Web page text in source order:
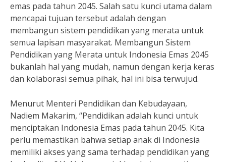
emas pada tahun 2045. Salah satu kunci utama dalam
mencapai tujuan tersebut adalah dengan
membangun sistem pendidikan yang merata untuk
semua lapisan masyarakat. Membangun Sistem
Pendidikan yang Merata untuk Indonesia Emas 2045
bukanlah hal yang mudah, namun dengan kerja keras
dan kolaborasi semua pihak, hal ini bisa terwujud.
Menurut Menteri Pendidikan dan Kebudayaan,
Nadiem Makarim, “Pendidikan adalah kunci untuk
menciptakan Indonesia Emas pada tahun 2045. Kita
perlu memastikan bahwa setiap anak di Indonesia
memiliki akses yang sama terhadap pendidikan yang